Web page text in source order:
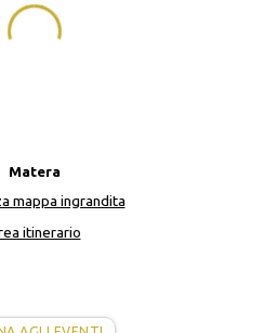
Matera
mappa ingrandita
itinerario